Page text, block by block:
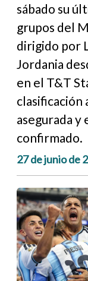
sábado su
grupos del
dirigido por
Jordania
en el T&T
clasificación
asegurada y
confirmado.
27 de junio de